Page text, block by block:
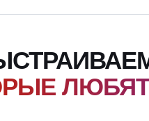
ЛЮБЯТ